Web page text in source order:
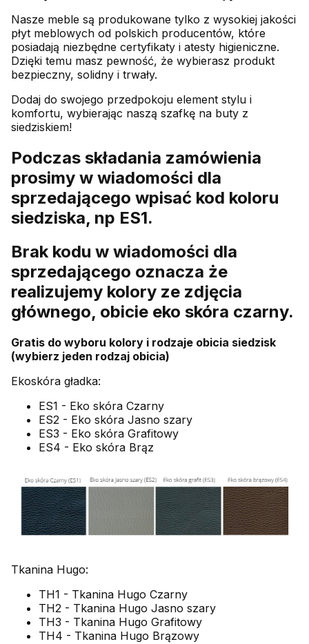
Nasze meble są produkowane tylko z wysokiej jakości
płyt meblowych od polskich producentów, które
posiadają niezbędne certyfikaty i atesty higieniczne.
Dzięki temu masz pewność, że wybierasz produkt
bezpieczny, solidny i trwały.
Dodaj do swojego przedpokoju element stylu i
komfortu, wybierając naszą szafkę na buty z
siedziskiem!
Podczas składania zamówienia
prosimy w wiadomości dla
sprzedającego wpisać kod koloru
siedziska, np ES1.
Brak kodu w wiadomości dla
sprzedającego oznacza że
realizujemy kolory ze zdjęcia
głównego, obicie eko skóra czarny.
Gratis do wyboru kolory i rodzaje obicia siedzisk
(wybierz jeden rodzaj obicia)
Ekoskóra gładka:
ES1 - Eko skóra Czarny
ES2 - Eko skóra Jasno szary
ES3 - Eko skóra Grafitowy
ES4 - Eko skóra Brąz
Tkanina Hugo:
TH1 - Tkanina Hugo Czarny
TH2 - Tkanina Hugo Jasno szary
TH3 - Tkanina Hugo Grafitowy
TH4 - Tkanina Hugo Brązowy